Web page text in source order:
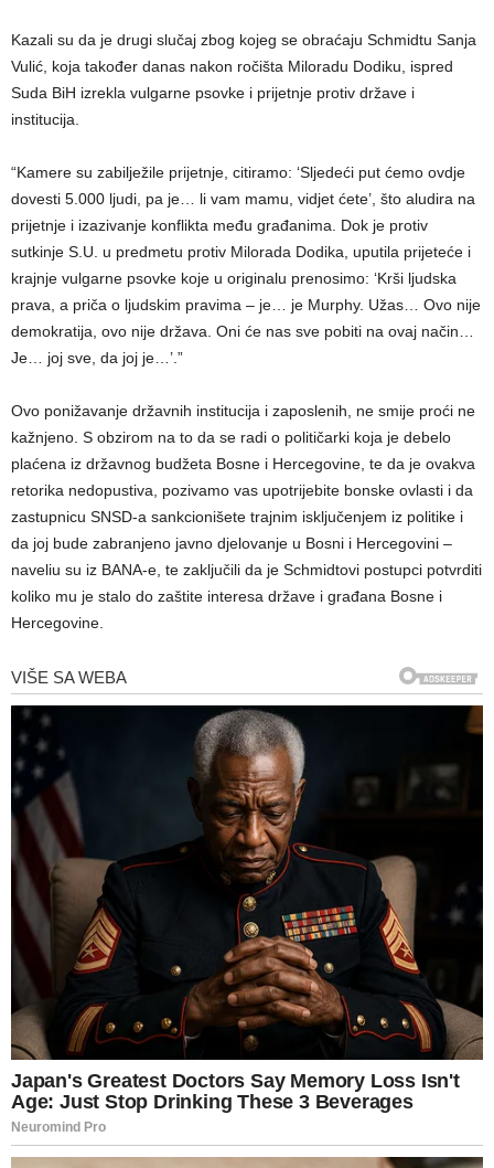
Kazali su da je drugi slučaj zbog kojeg se obraćaju Schmidtu Sanja
Vulić, koja također danas nakon ročišta Miloradu Dodiku, ispred
Suda BiH izrekla vulgarne psovke i prijetnje protiv države i
institucija.
“Kamere su zabilježile prijetnje, citiramo: ‘Sljedeći put ćemo ovdje
dovesti 5.000 ljudi, pa je… li vam mamu, vidjet ćete’, što aludira na
prijetnje i izazivanje konflikta među građanima. Dok je protiv
sutkinje S.U. u predmetu protiv Milorada Dodika, uputila prijeteće i
krajnje vulgarne psovke koje u originalu prenosimo: ‘Krši ljudska
prava, a priča o ljudskim pravima – je… je Murphy. Užas… Ovo nije
demokratija, ovo nije država. Oni će nas sve pobiti na ovaj način…
Je… joj sve, da joj je…’.”
Ovo ponižavanje državnih institucija i zaposlenih, ne smije proći ne
kažnjeno. S obzirom na to da se radi o političarki koja je debelo
plaćena iz državnog budžeta Bosne i Hercegovine, te da je ovakva
retorika nedopustiva, pozivamo vas upotrijebite bonske ovlasti i da
zastupnicu SNSD-a sankcionišete trajnim isključenjem iz politike i
da joj bude zabranjeno javno djelovanje u Bosni i Hercegovini –
naveliu su iz BANA-e, te zaključili da je Schmidtovi postupci potvrditi
koliko mu je stalo do zaštite interesa države i građana Bosne i
Hercegovine.